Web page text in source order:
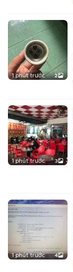
1 phút trước 2
1 phút trước 3
1 phút trước 4